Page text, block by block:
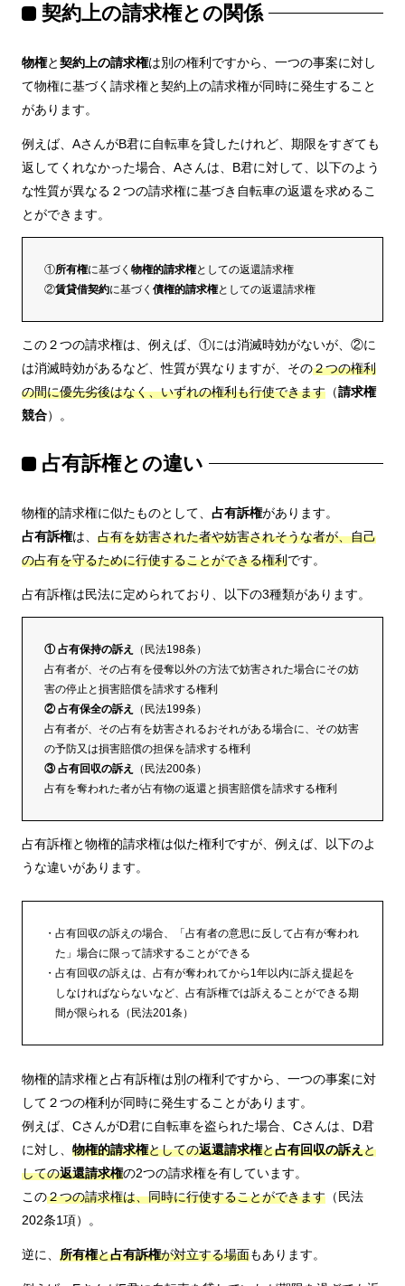
契約上の請求権との関係
物権と契約上の請求権は別の権利ですから、一つの事案に対し
て物権に基づく請求権と契約上の請求権が同時に発生すること
があります。
例えば、AさんがB君に自転車を貸したけれど、期限をすぎても
返してくれなかった場合、Aさんは、B君に対して、以下のよう
な性質が異なる２つの請求権に基づき自転車の返還を求めるこ
とができます。
①所有権に基づく 物権的請求権としての返還請求権
②賃貸借契約に基づく 債権的請求権としての返還請求権
この２つの請求権は、例えば、①には消滅時効がないが、②に
は消滅時効があるなど、性質が異なりますが、その２つの権利
の間に優先劣後はなく、いずれの権利も行使できます （請求権
競合）。
占有訴権との違い
物権的請求権に似たものとして、 占有訴権があります。
占有訴権は、 占有を妨害された者や妨害されそうな者が、自己
の占有を守るために行使することができる権利です。
占有訴権は民法に定められており、以下の3種類があります。
① 占有保持の訴え
（民法198条）
占有者が、その占有を侵奪以外の方法で妨害された場合にその妨
害の停止と損害賠償を請求する権利
② 占有保全の訴え
（民法199条）
占有者が、その占有を妨害されるおそれがある場合に、その妨害
の予防又は損害賠償の担保を請求する権利
③ 占有回収の訴え
（民法200条）
占有を奪われた者が占有物の返還と損害賠償を請求する権利
占有訴権と物権的請求権は似た権利ですが、例えば、以下のよ
うな違いがあります。
占有回収の訴えの場合、「占有者の意思に反して占有が奪われ
た」場合に限って請求することができる
占有回収の訴えは、占有が奪われてから1年以内に訴え提起を
しなければならないなど、占有訴権では訴えることができる期
間が限られる（民法201条）
物権的請求権と占有訴権は別の権利ですから、一つの事案に対
して２つの権利が同時に発生することがあります。
例えば、CさんがD君に自転車を盗られた場合、Cさんは、D君
に対し、 物権的請求権としての返還請求権と占有回収の訴えと
しての返還請求権の2つの請求権を有しています。
この２つの請求権は、同時に行使することができます （民法
202条1項）。
逆に、 所有権と占有訴権が対立する場面もあります。